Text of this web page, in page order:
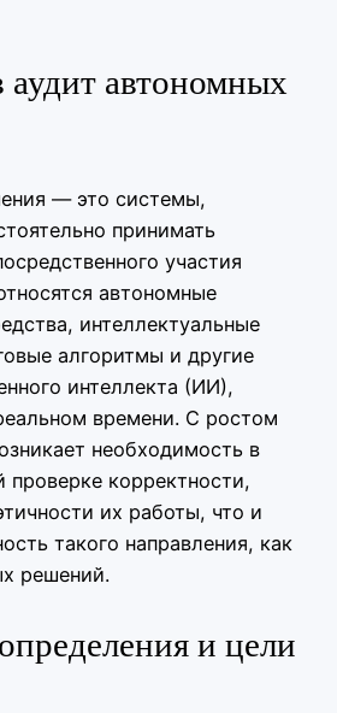
аудит автономных
— это системы,
принимать
участия
автономные
интеллектуальные
алгоритмы и другие
интеллекта (ИИ),
времени. С ростом
необходимость в
проверке корректности,
их работы, что и
такого направления, как
решений.
и цели